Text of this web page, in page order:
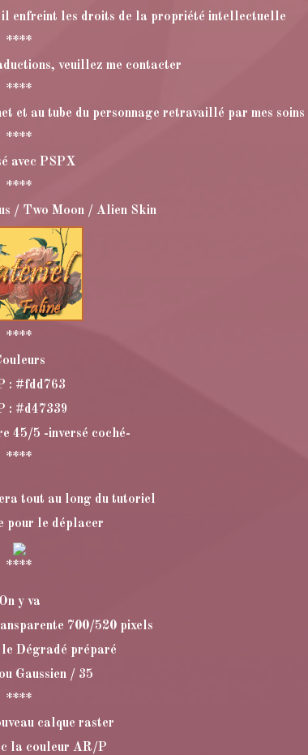
il enfreint les droits de la propriété intellectuelle
****
veuillez me contacter
****
et au tube du personnage retravaillé par mes soins
****
avec PSPX
****
/ Two Moon / Alien Skin
****
: #fdd763
: #d47339
45/5 -inversé coché-
****
tout au long du tutoriel
pour le déplacer
****
On y va
700/520 pixels
Dégradé préparé
Gaussien / 35
****
calque raster
la couleur AR/P